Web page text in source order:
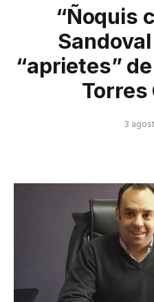
“Ñoquis
“aprietes”
Torres
3